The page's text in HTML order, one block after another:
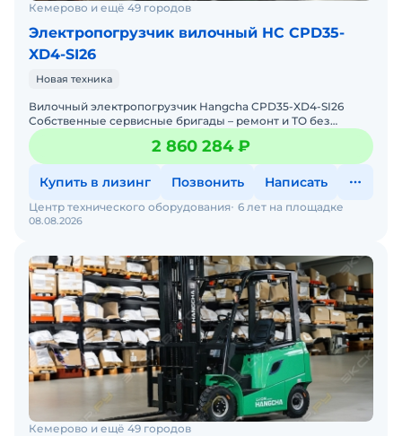
Кемерово и ещё 49 городов
Электропогрузчик вилочный HC CPD35-
XD4-SI26
Новая техника
Вилочный электропогрузчик Hangcha CPD35-XD4-SI26
Собственные сервисные бригады – ремонт и ТО без
простоев. Гарантия 12 месяцев + постгарантийное
обслуживание
2 860 284 ₽
Купить в лизинг Позвонить Написать
08.08.2026
Центр технического оборудования 6 лет на площадке
Кемерово и ещё 49 городов